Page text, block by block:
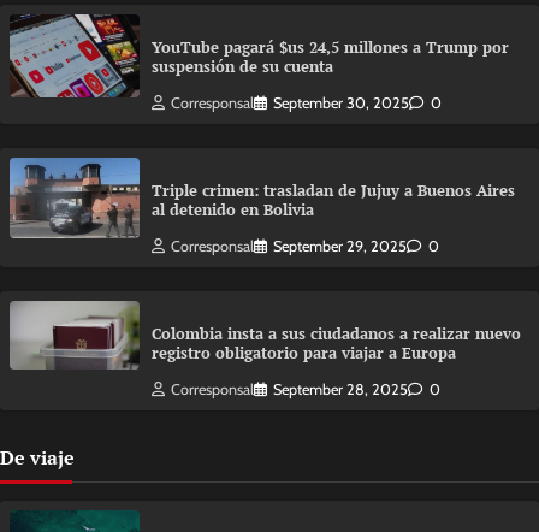
YouTube pagará $us 24,5 millones a Trump por
suspensión de su cuenta
Corresponsal September 30, 2025 0
Triple crimen: trasladan de Jujuy a Buenos Aires
al detenido en Bolivia
Corresponsal September 29, 2025 0
Colombia insta a sus ciudadanos a realizar nuevo
registro obligatorio para viajar a Europa
Corresponsal September 28, 2025 0
De viaje